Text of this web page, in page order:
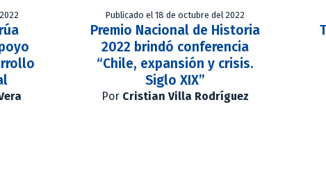
Publicado el 18 de octubre del 2022
Premio Nacional de Historia
2022 brindó conferencia
“Chile, expansión y crisis.
Siglo XIX”
Por Cristian Villa Rodríguez